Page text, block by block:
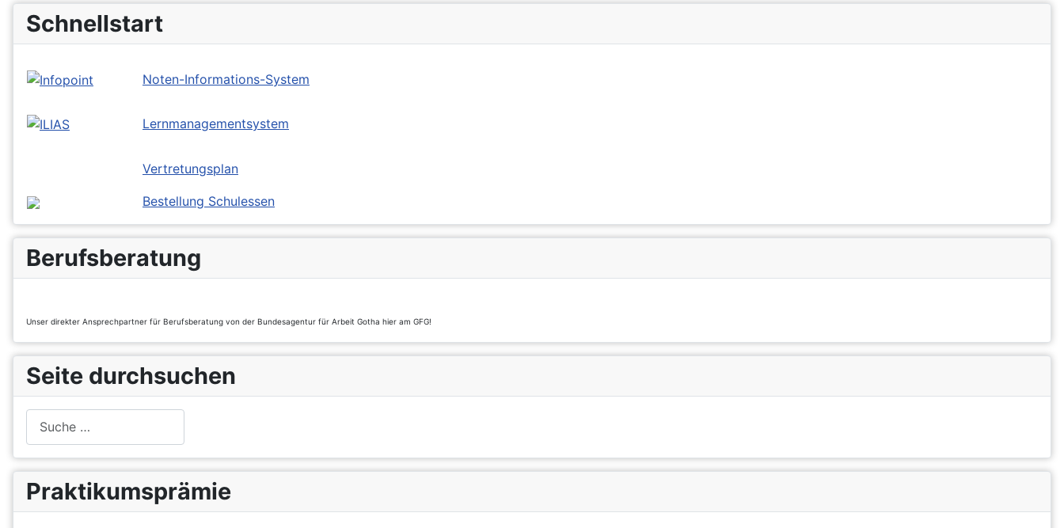
Schnellstart
Noten-Informations-System
Lernmanagementsystem
Vertretungsplan
Bestellung Schulessen
Berufsberatung
Unser direkter Ansprechpartner für Berufsberatung von der Bundesagentur für Arbeit Gotha hier am GFG!
Seite durchsuchen
Praktikumsprämie